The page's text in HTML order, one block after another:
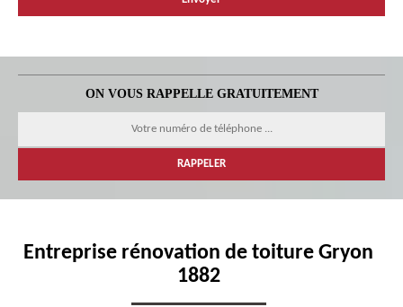
ON VOUS RAPPELLE GRATUITEMENT
Entreprise rénovation de toiture Gryon
1882